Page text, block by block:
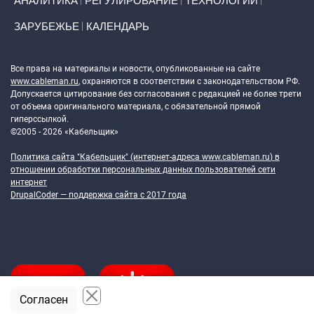
ЗАРУБЕЖЬЕ КАЛЕНДАРЬ
Все права на материалы и новости, опубликованные на сайте
www.cableman.ru, охраняются в соответствии с законодательством РФ.
Допускается цитирование без согласования с редакцией не более трети
от объема оригинального материала, с обязательной прямой
гиперссылкой.
©2005 - 2026 «Кабельщик»
Политика сайта "Кабельщик" (интернет-адреса www.cableman.ru) в
отношении обработки персональных данных пользователей сети
интернет
DrupalCoder — поддержка сайта c 2017 года
Согласен